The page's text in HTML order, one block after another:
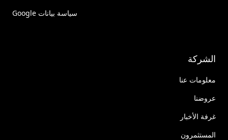
سياسة بيانات Google
الشركة
معلومات عنا
عروضنا
غرفة الأخبار
المستثمرون